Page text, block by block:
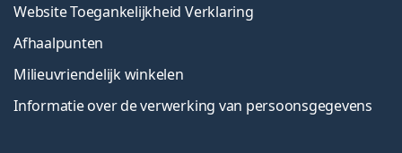
Website Toegankelijkheid Verklaring
Afhaalpunten
Milieuvriendelijk winkelen
Informatie over de verwerking van persoonsgegevens